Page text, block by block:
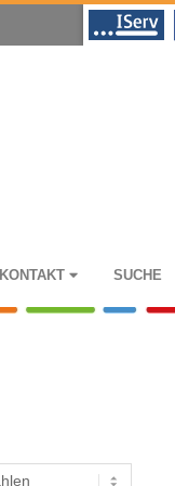
KON­TAKT SUCHE